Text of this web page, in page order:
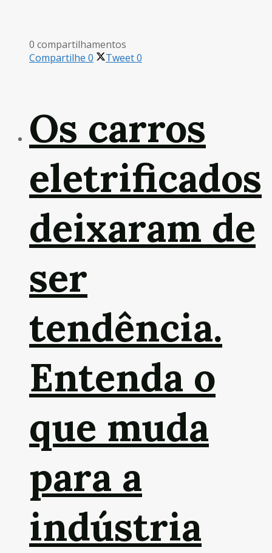
0 compartilhamentos
Compartilhe 0 Tweet0
Os carros
eletrificados
deixaram de
ser
tendência.
Entenda o
que muda
para a
indústria